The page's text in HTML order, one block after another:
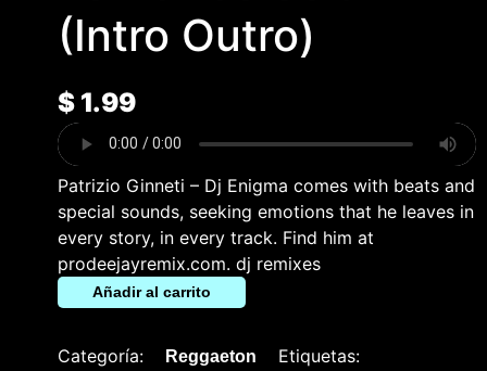
(Intro Outro)
$1.99
Patrizio Ginneti – Dj Enigma comes with beats and
special sounds, seeking emotions that he leaves in
every story, in every track. Find him at
prodeejayremix.com. dj remixes
Añadir al carrito
Categoría: Reggaeton Etiquetas: